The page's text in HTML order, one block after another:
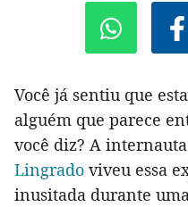
Você já sentiu que
alguém que parece
você diz? A
Lingrado viveu essa
inusitada durante